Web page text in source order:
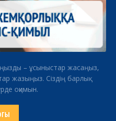
– ұсыныстар жасаңыз,
жазыңыз. Сіздің барлық
оқимын.